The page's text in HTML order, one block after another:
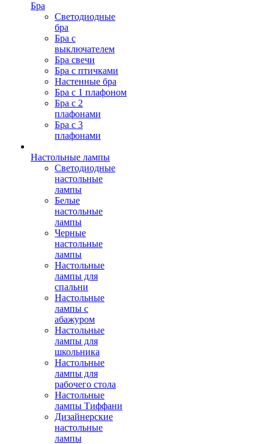
Бра
Светодиодные
бра
Бра с
выключателем
Бра свечи
Бра с птичками
Настенные бра
Бра с 1 плафоном
Бра с 2
плафонами
Бра с 3
плафонами
Настольные лампы
Светодиодные
настольные
лампы
Белые
настольные
лампы
Черные
настольные
лампы
Настольные
лампы для
спальни
Настольные
лампы с
абажуром
Настольные
лампы для
школьника
Настольные
лампы для
рабочего стола
Настольные
лампы Тиффани
Дизайнерские
настольные
лампы